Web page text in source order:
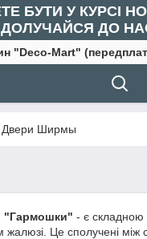
БУТИ У КУРСІ
ДОЛУЧАЙСЯ ДО
"Deco-Mart"
Двери Ширмы
"Гармошки" - є складною
Це сполучені між